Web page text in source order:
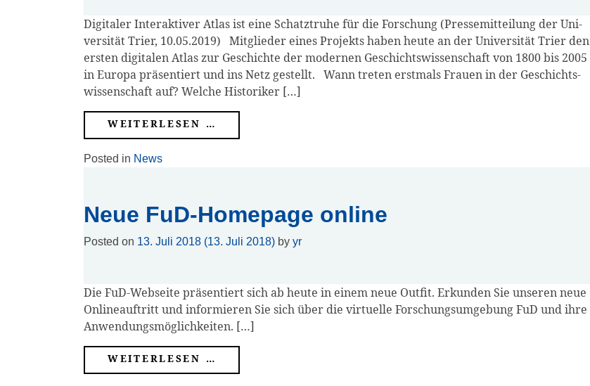
Digi­ta­ler Inter­ak­ti­ver Atlas ist eine Schatz­tru­he für die For­schung (Pres­se­mit­tei­lung der Uni­
ver­si­tät Trier, 10.05.2019) Mit­glie­der eines Pro­jekts haben heu­te an der Uni­ver­si­tät Trier den
ers­ten digi­ta­len Atlas zur Geschich­te der moder­nen Geschichts­wis­sen­schaft von 1800 bis 2005
in Euro­pa prä­sen­tiert und ins Netz gestellt. Wann tre­ten erst­mals Frau­en in der Geschichts­
wis­sen­schaft auf? Wel­che Historiker […]
WEI­TER­LE­SEN …
Posted in News
Neue FuD-Homepage online
Posted on 13. Juli 2018 (13. Juli 2018) by yr
Die FuD-Web­­sei­­te prä­sen­tiert sich ab heu­te in einem neue Out­fit. Erkun­den Sie unse­ren neue
Online­auf­tritt und infor­mie­ren Sie sich über die vir­tu­el­le For­schungs­um­ge­bung FuD und ihre
Anwendungsmöglichkeiten. […]
WEI­TER­LE­SEN …